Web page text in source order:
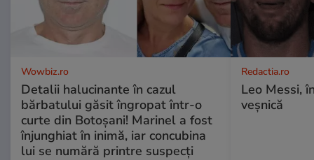
Wowbiz.ro
Detalii halucinante în cazul
bărbatului găsit îngropat într-o
curte din Botoșani! Marinel a fost
înjunghiat în inimă, iar concubina
lui se numără printre suspecți
Redactia.ro
Leo Messi,
veșnică